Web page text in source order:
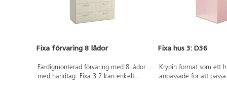
Fixa förvaring 8 lådor
Färdigmonterad förvaring med 8 lådor
med handtag. Fixa 3:2 kan enkelt
Fixa hus 3: D36
Krypin format som ett
anpassade för att passa